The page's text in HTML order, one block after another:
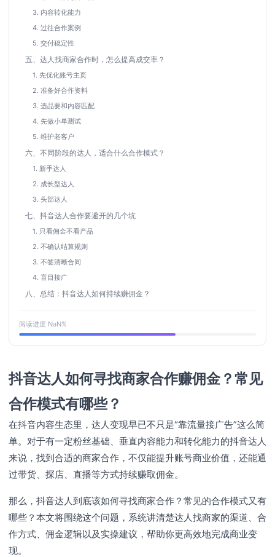
3. 内容转化能力
4. 过往合作案例
5. 交付稳定性
五、达人找商家合作时，怎么提高成交率？
1. 先优化账号主页
2. 准备好合作资料
3. 选品要和内容匹配
4. 先做小单测试
5. 维护老客户
六、不同阶段的达人，适合什么合作模式？
1. 新手达人
2. 成长型达人
3. 头部达人
七、抖音达人合作要避开的几个坑
1. 只看佣金不看产品
2. 不确认结算规则
3. 不签清晰合同
4. 盲目接广
八、总结：抖音达人如何持续赚佣金？
阅读进度 NaN%
抖音达人如何寻找商家合作赚佣金？常见
合作模式有哪些？
在抖音内容生态里，达人变现早已不只是“靠流量接广告”这么简
单。对于有一定粉丝基础、垂直内容能力和转化能力的抖音达人
来说，找到合适的商家合作，不仅能提升账号商业价值，还能通
过带货、探店、直播等方式持续赚取佣金。
那么，抖音达人到底该如何寻找商家合作？常见的合作模式又有
哪些？本文将围绕这个问题，系统讲清楚达人找商家的渠道、合
作方式、佣金逻辑以及实操建议，帮助你更高效地完成商业变
现。